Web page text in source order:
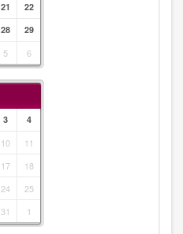
21
22
28
29
5 6
3 4
10
11
17
18
24
25
31 1